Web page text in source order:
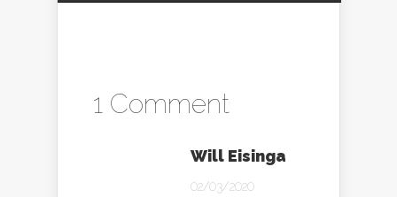
1 Comment
Will Eisinga
02/03/2020